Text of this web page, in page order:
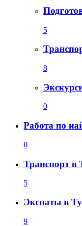
5
8
0
Работа по
0
Транспорт в
5
Экспаты в
9